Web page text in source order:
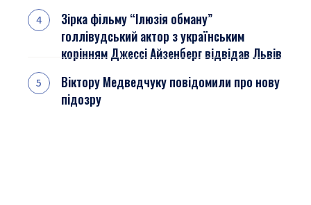
Зірка фільму “Ілюзія обману”
голлівудський актор з українським
корінням Джессі Айзенберг відвідав Львів
Віктору Медведчуку повідомили про нову
підозру